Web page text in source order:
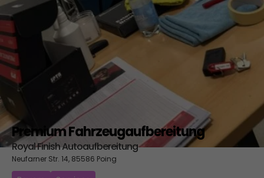
Premium Fahrzeugaufbereitung
Royal Finish Autoaufbereitung
Neufarner Str. 14, 85586 Poing